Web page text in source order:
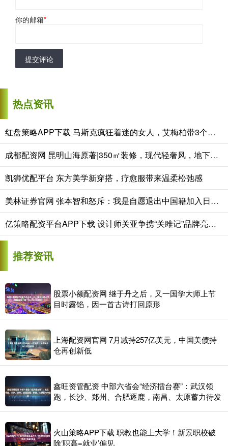
你的邮箱*
提交评论
热点资讯
红盘策略APP下载 马斯克疯狂着迷的女人，艾梅柏带3个娃隐居西班牙，孩子生父成谜
成都配资网 昆明山海原著|350㎡装修，现代轻奢风，地下室通透感堪比一楼
凯狮优配平台 东方美学新穿搭，疗愈服带来温柔松弛感
美林证券官网 张本智和怒斥：我是自愿退出中国籍加入日本的，凭啥让我滚出中国
亿策略配资平台APP下载 设计师关亚争携“关雎记”品牌亮相中国国际时装周
推荐资讯
股票小额配资网 继于丹之后，又一国学大师上节
目时露馅，因一首古诗打回原形
上海配资网官网 7月减持257亿美元，中国美债持
仓再创新低
鑫旺资管配资 中部六省会“经济擂台赛”：武汉领
跑，长沙、郑州、合肥逐鹿，南昌、太原蓄力待发
火山策略APP下载 职教也能上大学！新景职校破
除‘职高=就业’偏见